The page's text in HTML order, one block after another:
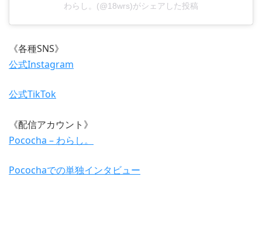
わらし。(@18wrs)がシェアした投稿
《各種SNS》
公式Instagram
公式TikTok
《配信アカウント》
Pococha – わらし。
Pocochaでの単独インタビュー